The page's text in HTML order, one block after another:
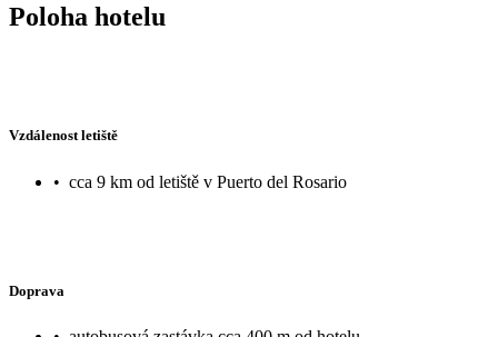
Poloha hotelu
Vzdálenost letiště
• cca 9 km od letiště v Puerto del Rosario
Doprava